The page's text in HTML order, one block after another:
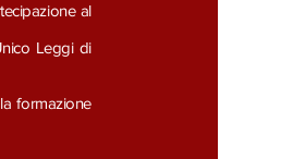
al
Leggi di
formazione